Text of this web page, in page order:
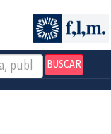
BUSCAR